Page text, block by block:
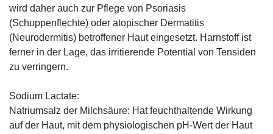
wird daher auch zur Pflege von Psoriasis
(Schuppenflechte) oder atopischer Dermatitis
(Neurodermitis) betroffener Haut eingesetzt. Harnstoff ist
ferner in der Lage, das irritierende Potential von Tensiden
zu verringern.
Sodium Lactate:
Natriumsalz der Milchsäure: Hat feuchthaltende Wirkung
auf der Haut, mit dem physiologischen pH-Wert der Haut